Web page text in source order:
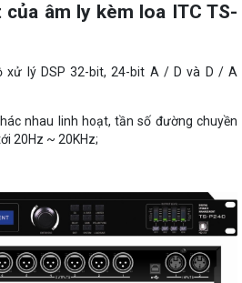
của âm ly kèm loa ITC TS-
xử lý DSP 32-bit, 24-bit A / D và D / A
nhau linh hoạt, tần số đường chuyền
20Hz ~ 20KHz;